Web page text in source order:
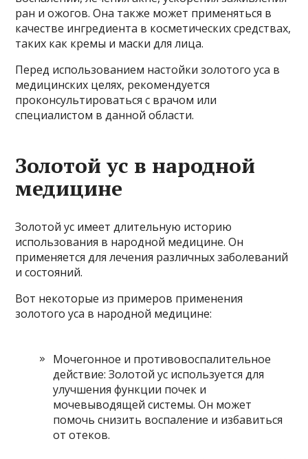
ран и ожогов. Она также может применяться в
качестве ингредиента в косметических средствах,
таких как кремы и маски для лица.
Перед использованием настойки золотого уса в
медицинских целях, рекомендуется
проконсультироваться с врачом или
специалистом в данной области.
Золотой ус в народной
медицине
Золотой ус имеет длительную историю
использования в народной медицине. Он
применяется для лечения различных заболеваний
и состояний.
Вот некоторые из примеров применения
золотого уса в народной медицине:
Мочегонное и противовоспалительное
действие: Золотой ус используется для
улучшения функции почек и
мочевыводящей системы. Он может
помочь снизить воспаление и избавиться
от отеков.